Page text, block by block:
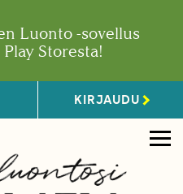
Luonto -sovellus
Storesta!
KIRJAUDU